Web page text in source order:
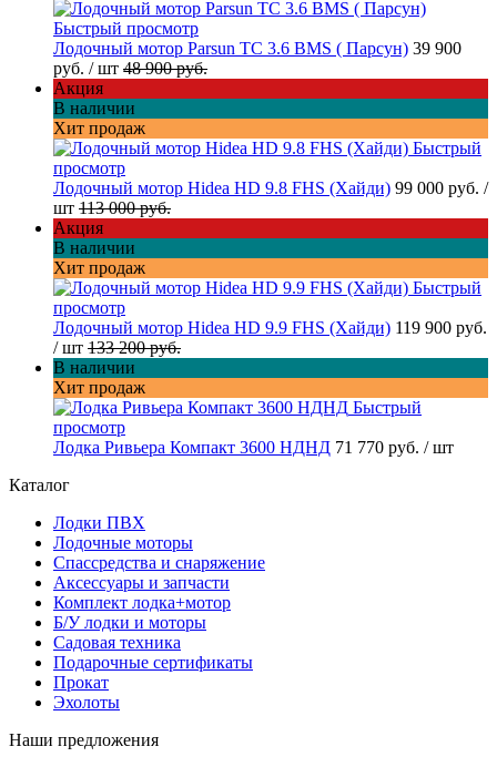
Быстрый просмотр
Лодочный мотор Parsun TC 3.6 BMS ( Парсун) 39 900
руб. / шт 48 900 руб.
Акция
В наличии
Хит продаж
Быстрый
просмотр
Лодочный мотор Hidea HD 9.8 FHS (Хайди) 99 000 руб. /
шт 113 000 руб.
Акция
В наличии
Хит продаж
Быстрый
просмотр
Лодочный мотор Hidea HD 9.9 FHS (Хайди) 119 900 руб.
/ шт 133 200 руб.
В наличии
Хит продаж
Быстрый
просмотр
Лодка Ривьера Компакт 3600 НДНД 71 770 руб. / шт
Каталог
Лодки ПВХ
Лодочные моторы
Спассредства и снаряжение
Аксессуары и запчасти
Комплект лодка+мотор
Б/У лодки и моторы
Садовая техника
Подарочные сертификаты
Прокат
Эхолоты
Наши предложения